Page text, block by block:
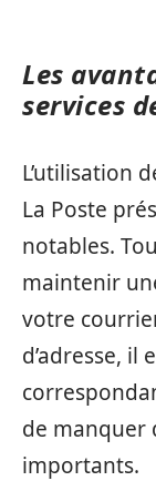
Les
services
L’utilisation
La Poste
notables.
maintenir
votre
d’adresse, il
de manquer
importants.